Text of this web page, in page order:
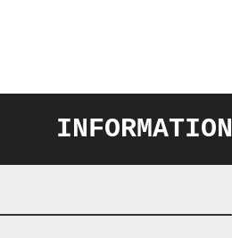
INFORMATION